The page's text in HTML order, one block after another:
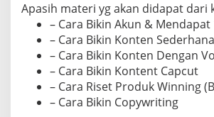
Apasih materi yg akan didapat dari
– Cara Bikin Akun &
– Cara Bikin Konten Sederhana
– Cara Bikin Konten Dengan
– Cara Bikin Kontent Capcut
– Cara Riset Produk Winning
– Cara Bikin Copywriting